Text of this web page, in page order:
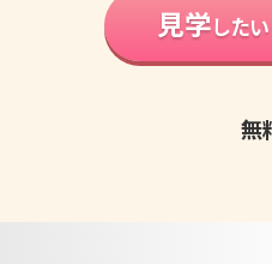
見学したい
無